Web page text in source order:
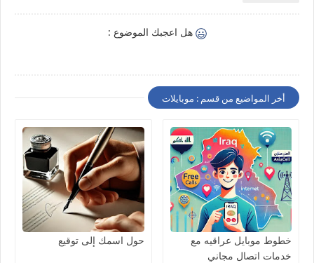
هل اعجبك الموضوع :
أخر المواضيع من قسم : موبايلات
خطوط موبايل عراقيه مع
خدمات اتصال مجاني
حول اسمك إلى توقيع